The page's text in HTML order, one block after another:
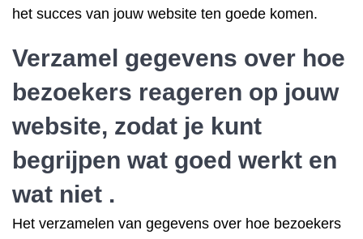
het succes van jouw website ten goede komen.
Verzamel gegevens over hoe
bezoekers reageren op jouw
website, zodat je kunt
begrijpen wat goed werkt en
wat niet .
Het verzamelen van gegevens over hoe bezoekers